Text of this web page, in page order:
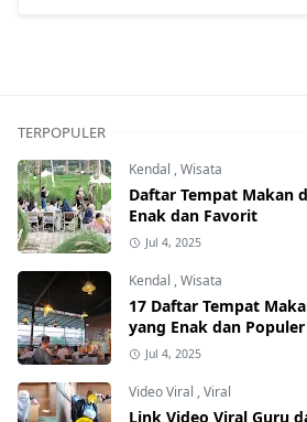
TERPOPULER
Kendal ,Wisata
Daftar Tempat Makan
Enak dan Favorit
Jul 4, 2025
Kendal ,Wisata
17 Daftar Tempat
yang Enak dan Populer
Jul 4, 2025
Video Viral ,Viral
Link Video Viral Guru